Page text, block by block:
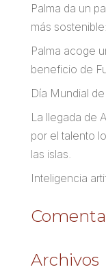
Palma da un
más
Palma acoge
beneficio de
Día Mundial
La llegada de
por el talento
las islas.
Inteligencia
Archivos